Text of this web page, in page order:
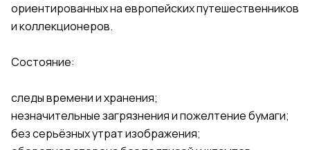
ориентированных на европейских путешественников
и коллекционеров.
Состояние:
следы времени и хранения;
незначительные загрязнения и пожелтение бумаги;
без серьёзных утрат изображения;